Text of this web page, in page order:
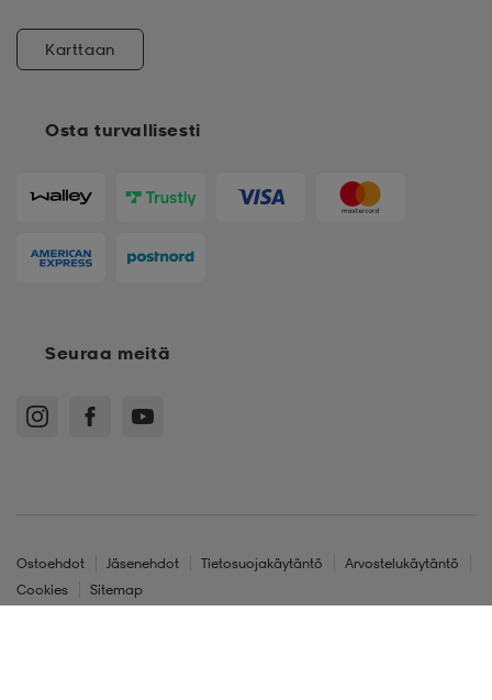
Osta turvallisesti
Karttaan
Seuraa meitä
Ostoehdot Jäsenehdot Tietosuojakäytäntö
Arvostelukäytäntö
Cookies
Sitemap